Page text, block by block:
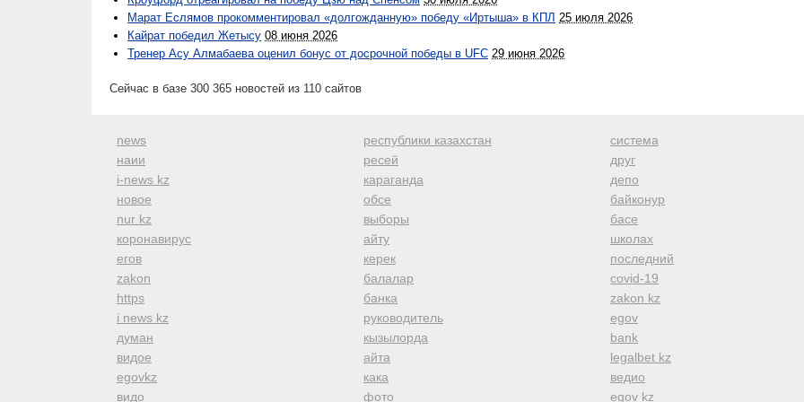
Марат Еслямов прокомментировал «долгожданную» победу «Иртыша» в КПЛ 25 июля 2026
Кайрат победил Жетысу 08 июня 2026
Тренер Асу Алмабаева оценил бонус от досрочной победы в UFC 29 июня 2026
Сейчас в базе 300 365 новостей из 110 сайтов
news
наии
i-news kz
новое
nur kz
коронавирус
егов
zakon
https
i news kz
думан
видое
egovkz
видо
республики казахстан
ресей
караганда
обсе
выборы
айту
керек
балалар
банка
руководитель
кызылорда
айта
кака
фото
система
друг
депо
байконур
басе
школах
последний
covid-19
zakon kz
egov
bank
legalbet kz
ведио
egov kz